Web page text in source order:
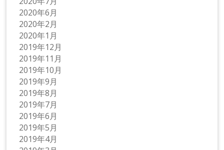
2020年6月
2020年2月
2020年1月
2019年12月
2019年11月
2019年10月
2019年9月
2019年8月
2019年7月
2019年6月
2019年5月
2019年4月